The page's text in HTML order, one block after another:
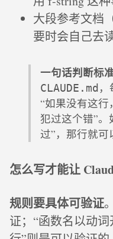
大段参考文档
要时会自己去读
一句话判断标
CLAUDE.md
“如果没有这行
犯过这个错”。
过”，那行就可
怎么写才能让
规则要具体可验证
证；“函数名以动